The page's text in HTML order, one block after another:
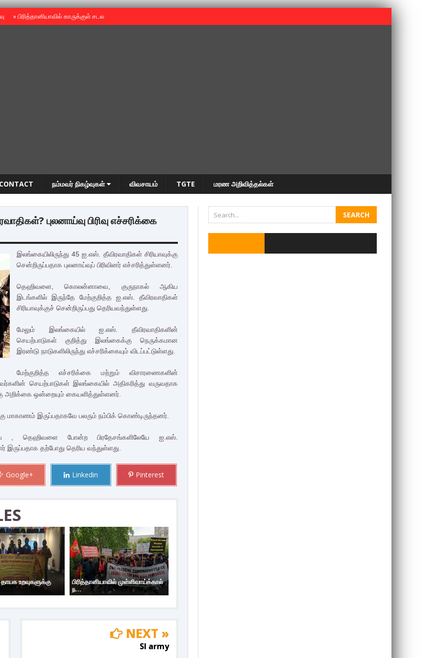
»பிரித்தானியாவில் காருக்குள் சடலம் -தமிழருடையதா ?
CONTACT நம்மவர் நிகழ்வுகள் விவசாயம் TGTE மரண அறிவித்தல்கள்
புலனாய்வு பிரிவு எச்சரிக்கை
இலங்கையிலிருந்து 45 ஐ.எஸ். தீவிரவாதிகள் சிரியாவுக்கு
சென்றிருப்பதாக புலனாய்வுப் பிரிவினர் எச்சரித்துள்ளனர்.
தெஹிவளை, கொலன்னாவை, குருநாகல் ஆகிய
இடங்களில் இருந்தே மேற்குறித்த ஐ.எஸ். தீவிரவாதிகள்
சிரியாவுக்குச் சென்றிருப்பது தெரியவந்துள்ளது.
மேலும் இலங்கையில் ஐ.எஸ். தீவிரவாதிகளின்
செயற்பாடுகள் குறித்து இலங்கைக்கு நெருக்கமான
இரண்டு நாடுகளிலிருந்து எச்சரிக்கையும் விடப்பட்டுள்ளது.
மேற்குறித்த எச்சரிக்கை மற்றும் விசாரணைகளின்
செயற்பாடுகள் இலங்கையில் அதிகரித்து வருவதாக
அறிக்கை ஒன்றையும் கையளித்துள்ளனர்.
மாகாணம் இருப்பதாகவே பலரும் நம்பிக் கொண்டிருந்தனர்.
, தெஹிவளை போன்ற பிரதேசங்களிலேயே ஐ.எஸ்.
தற்போது தெரிய வந்துள்ளது.
Google+ Linkedin Pinterest
தாயக உறவுகளுக்கு
பிரித்தானியாவில் முள்ளிவாய்க்கால்
ந...
NEXT »
Sl army